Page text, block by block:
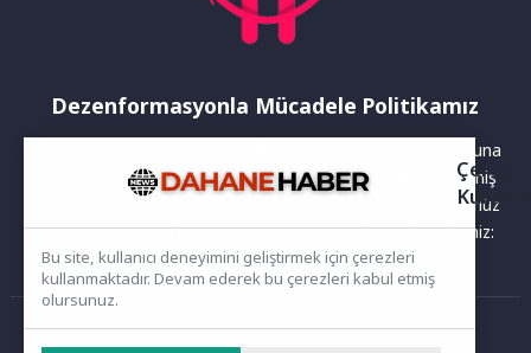
Dezenformasyonla Mücadele Politikamız
Yayınlanan haberler doğruluk ilkesi gözetilerek hazırlanır. Buna
rağmen bazı içeriklerde eksik, hatalı veya güncelliğini yitirmiş
bilgiler bulunabilir.Yanlış veya yanıltıcı olduğunu düşündüğünüz
haberleri aşağıdaki iletişim kanallarından bize bildirebilirsiniz:
Ana Sayfa
Çerez
Bu site, kullanıcı deneyimini geliştirmek için çerezleri
kullanmaktadır. Devam ederek bu çerezleri kabul etmiş
olursunuz.